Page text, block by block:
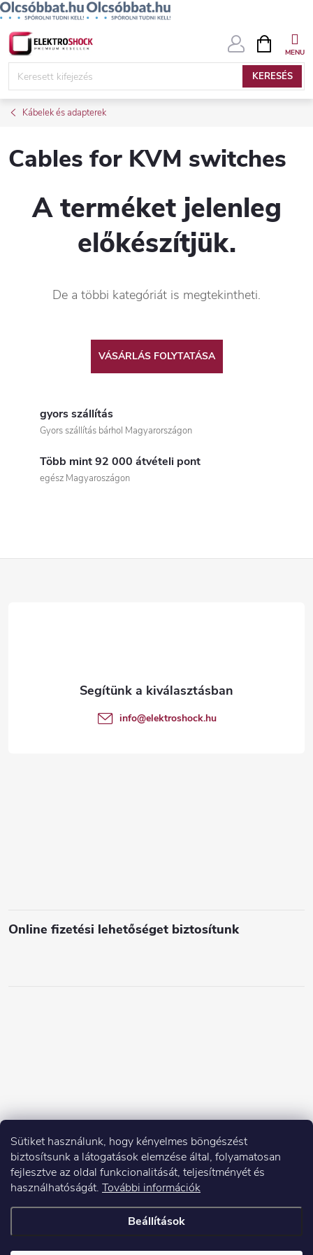
Sütiket használunk, hogy kényelmes böngészést
biztosítsunk a látogatások elemzése által, folyamatosan
fejlesztve az oldal funkcionalitását, teljesítményét és
használhatóságát. További információk
Beállítások
Ugrás
KERESÉS
KOSÁR
Kábelek és adapterek
Cables for KVM switches
A terméket jelenleg
előkészítjük.
De a többi kategóriát is megtekintheti.
VÁSÁRLÁS FOLYTATÁSA
gyors szállítás
Gyors szállítás bárhol Magyarországon
Több mint 92 000 átvételi pont
egész Magyaroszágon
Online fizetési lehetőséget biztosítunk
info@elektroshock.hu
Copyright 2026Elektroshock.hu. Minden jog fenntartva.